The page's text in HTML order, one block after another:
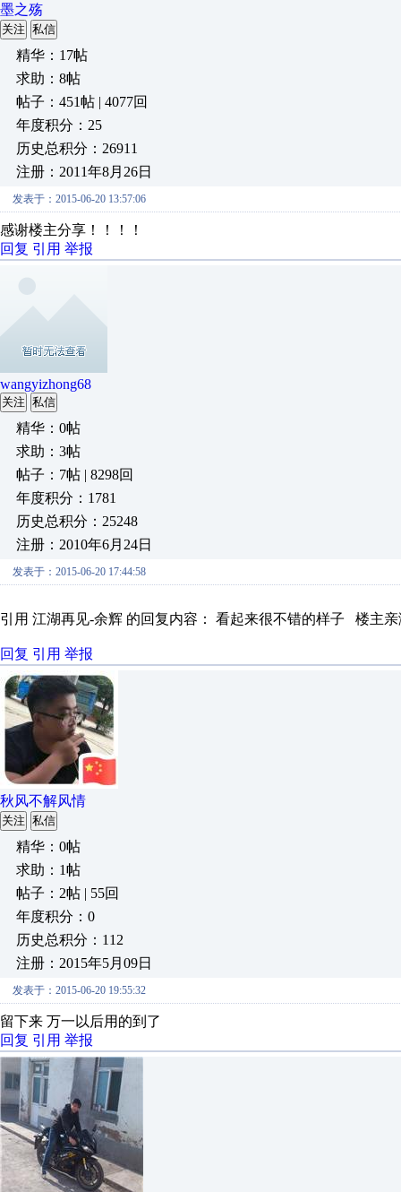
墨之殇
关注 私信
精华：17帖
求助：8帖
帖子：451帖 | 4077回
年度积分：25
历史总积分：26911
注册：2011年8月26日
发表于：2015-06-20 13:57:06
感谢楼主分享！！！！
回复 引用 举报
wangyizhong68
关注 私信
精华：0帖
求助：3帖
帖子：7帖 | 8298回
年度积分：1781
历史总积分：25248
注册：2010年6月24日
发表于：2015-06-20 17:44:58
引用 江湖再见-余辉 的回复内容： 看起来很不错的样子 楼主
回复 引用 举报
秋风不解风情
关注 私信
精华：0帖
求助：1帖
帖子：2帖 | 55回
年度积分：0
历史总积分：112
注册：2015年5月09日
发表于：2015-06-20 19:55:32
留下来 万一以后用的到了
回复 引用 举报